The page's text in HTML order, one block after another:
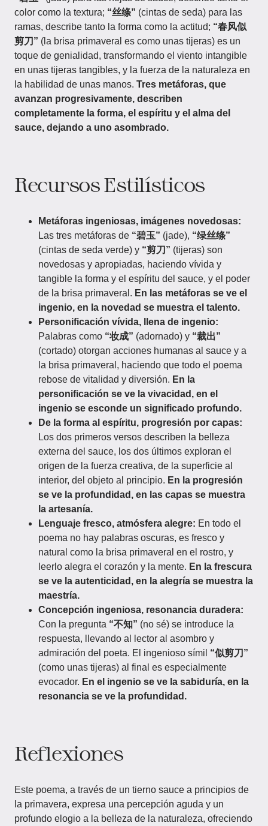
color como la textura; “丝绦” (cintas de seda) para las
ramas, describe tanto la forma como la actitud; “春风似
剪刀” (la brisa primaveral es como unas tijeras) es un
toque de genialidad, transformando el viento intangible
en unas tijeras tangibles, y la fuerza de la naturaleza en
la habilidad de unas manos. Tres metáforas, que
avanzan progresivamente, describen
completamente la forma, el espíritu y el alma del
sauce, dejando a uno asombrado.
Recursos Estilísticos
Metáforas ingeniosas, imágenes novedosas:
Las tres metáforas de “碧玉” (jade), “绿丝绦”
(cintas de seda verde) y “剪刀” (tijeras) son
novedosas y apropiadas, haciendo vívida y
tangible la forma y el espíritu del sauce, y el poder
de la brisa primaveral. En las metáforas se ve el
ingenio, en la novedad se muestra el talento.
Personificación vívida, llena de ingenio:
Palabras como “妆成” (adornado) y “裁出”
(cortado) otorgan acciones humanas al sauce y a
la brisa primaveral, haciendo que todo el poema
rebose de vitalidad y diversión. En la
personificación se ve la vivacidad, en el
ingenio se esconde un significado profundo.
De la forma al espíritu, progresión por capas:
Los dos primeros versos describen la belleza
externa del sauce, los dos últimos exploran el
origen de la fuerza creativa, de la superficie al
interior, del objeto al principio. En la progresión
se ve la profundidad, en las capas se muestra
la artesanía.
Lenguaje fresco, atmósfera alegre: En todo el
poema no hay palabras oscuras, es fresco y
natural como la brisa primaveral en el rostro, y
leerlo alegra el corazón y la mente. En la frescura
se ve la autenticidad, en la alegría se muestra la
maestría.
Concepción ingeniosa, resonancia duradera:
Con la pregunta “不知” (no sé) se introduce la
respuesta, llevando al lector al asombro y
admiración del poeta. El ingenioso símil “似剪刀”
(como unas tijeras) al final es especialmente
evocador. En el ingenio se ve la sabiduría, en la
resonancia se ve la profundidad.
Reflexiones
Este poema, a través de un tierno sauce a principios de
la primavera, expresa una percepción aguda y un
profundo elogio a la belleza de la naturaleza, ofreciendo